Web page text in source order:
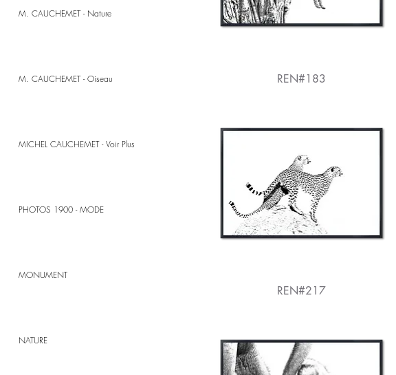
M. CAUCHEMET - Nature
M. CAUCHEMET - Oiseau
MICHEL CAUCHEMET - Voir Plus
PHOTOS 1900 - MODE
MONUMENT
NATURE
REN#183
REN#217